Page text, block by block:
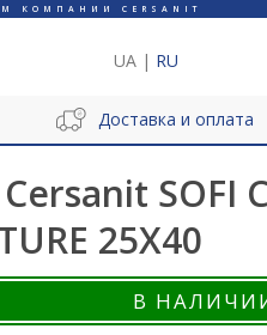
КОМПАНИИ CERSANIT
UA | RU
Доставка и оплата
SOFI
25X40
В